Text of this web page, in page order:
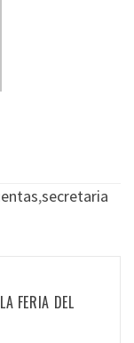
,secretaria
FERIA DEL